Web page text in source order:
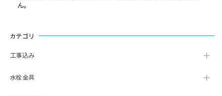
カテゴリ
工事込み
水栓金具
ん。